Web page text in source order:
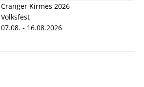
Cranger Kirmes 2026
Volksfest
07.08. - 16.08.2026